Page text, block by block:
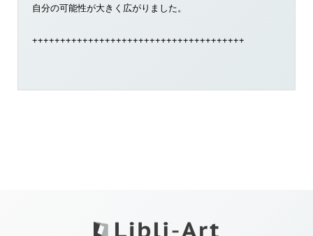
自分の可能性が大きく広がりました。
++++++++++++++++++++++++++++++++++++++